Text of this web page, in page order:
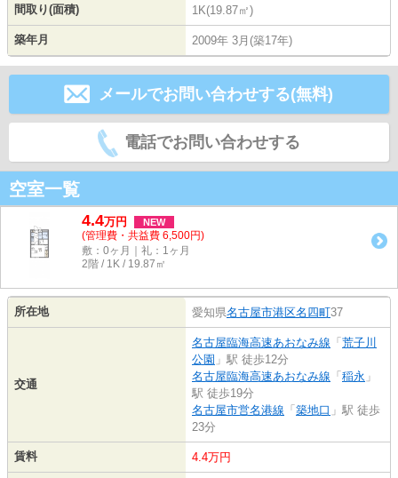
間取り(面積) 1K(19.87㎡)
築年月 2009年 3月(築17年)
メールでお問い合わせする(無料)
電話でお問い合わせする
空室一覧
4.4万円 NEW
(管理費・共益費 6,500円)
敷：0ヶ月｜礼：1ヶ月
2階 / 1K / 19.87㎡
所在地 愛知県名古屋市港区名四町37
交通
名古屋臨海高速あおなみ線 「 荒子川
公園 」駅 徒歩12分
名古屋臨海高速あおなみ線 「 稲永 」
駅 徒歩19分
名古屋市営名港線 「 築地口 」駅 徒歩
23分
賃料 4.4万円